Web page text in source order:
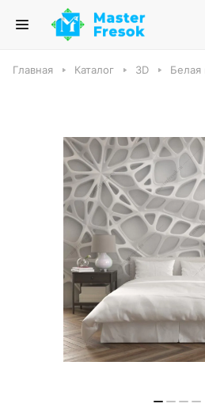
Главная Каталог 3D Белая